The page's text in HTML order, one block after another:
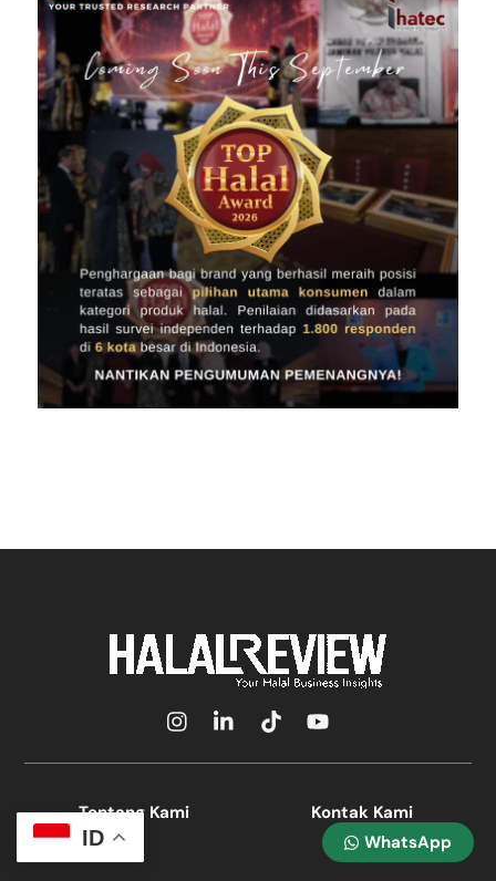
WhatsApp
Icon
Icon
Icon
Icon
Tentang Kami Kontak Kami
ID